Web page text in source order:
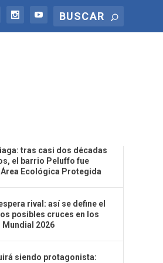
tras casi dos décadas
el barrio Peluffo fue
Ecológica Protegida
rival: así se define el
posibles cruces en los
Mundial 2026
siendo protagonista: